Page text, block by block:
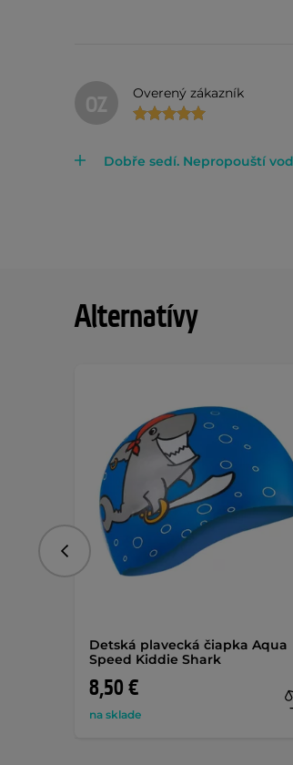
OZ Overený zákazník
Dobře sedí. Nepropouští
Alternatívy
Detská plavecká čiapka Aqua
Speed Kiddie Shark
8,50 €
na sklade
Predchádzajúce